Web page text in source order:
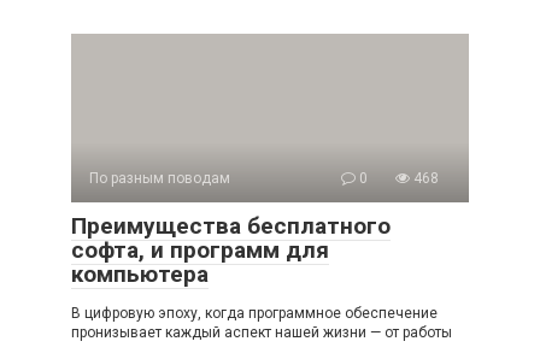
По разным поводам 0 468
Преимущества бесплатного
софта, и программ для
компьютера
В цифровую эпоху, когда программное обеспечение
пронизывает каждый аспект нашей жизни — от работы